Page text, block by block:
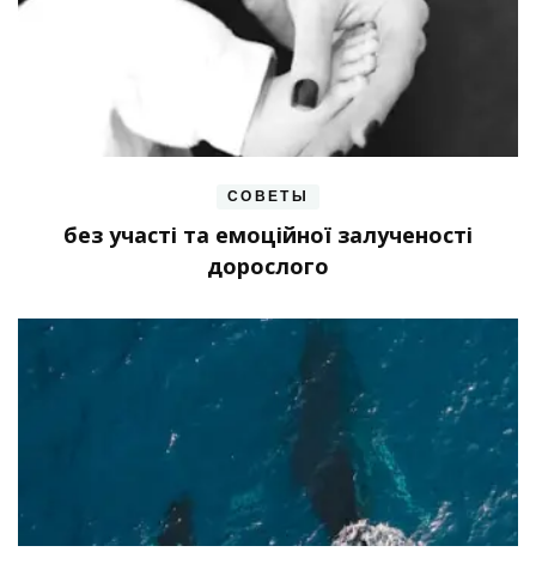
СОВЕТЫ
без участі та емоційної залученості
дорослого